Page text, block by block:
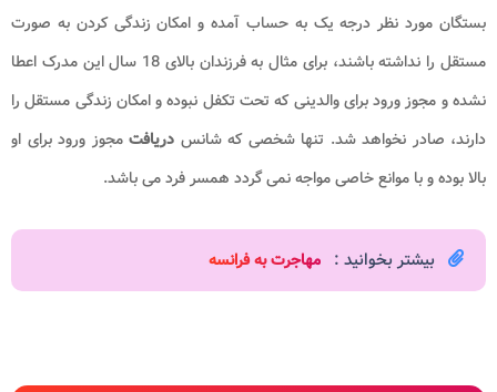
بستگان مورد نظر درجه یک به حساب آمده و امکان زندگی کردن به صورت
مستقل را نداشته باشند، برای مثال به فرزندان بالای 18 سال این مدرک اعطا
نشده و مجوز ورود برای والدینی که تحت تکفل نبوده و امکان زندگی مستقل را
دارند، صادر نخواهد شد. تنها شخصی که شانس دریافت مجوز ورود برای او
بالا بوده و با موانع خاصی مواجه نمی گردد همسر فرد می باشد.
بیشتر بخوانید : مهاجرت به فرانسه​